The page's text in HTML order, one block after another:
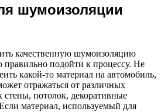
шумоизоляции
качественную шумоизоляцию
правильно подойти к процессу. Не
какой-то материал на автомобиль,
отражаться от различных
стены, потолок, декоративные
материал, используемый для